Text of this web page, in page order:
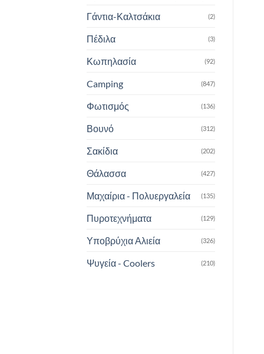
Γάντια-Καλτσάκια (2)
Πέδιλα (3)
Κωπηλασία (92)
Camping (847)
Φωτισμός (136)
Βουνό (312)
Σακίδια (202)
Θάλασσα (427)
Μαχαίρια - Πολυεργαλεία (135)
Πυροτεχνήματα (129)
Υποβρύχια Αλιεία (326)
Ψυγεία - Coolers (210)